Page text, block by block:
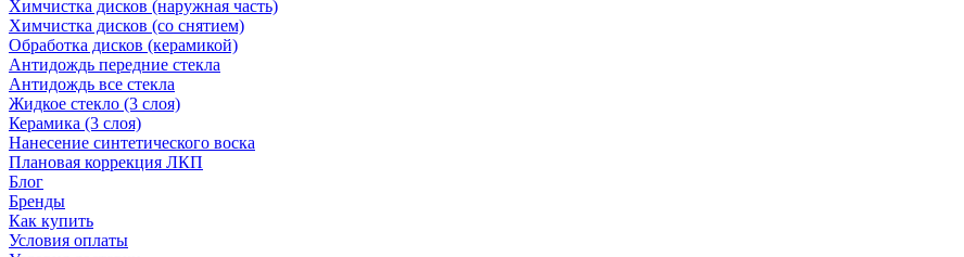
Химчистка дисков (наружная часть)
Химчистка дисков (со снятием)
Обработка дисков (керамикой)
Антидождь передние стекла
Антидождь все стекла
Жидкое стекло (3 слоя)
Керамика (3 слоя)
Нанесение синтетического воска
Плановая коррекция ЛКП
Блог
Бренды
Как купить
Условия оплаты